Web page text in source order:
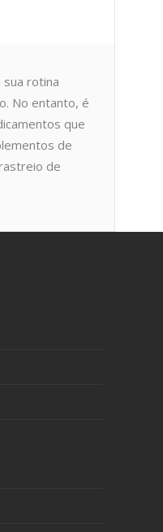
rotina
No entanto, é
que
de
de